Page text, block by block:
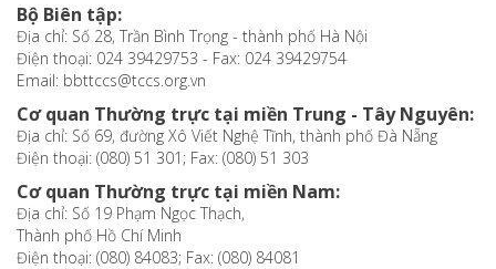
Bộ Biên tập:
Địa chỉ: Số 28, Trần Bình Trọng - thành phố Hà Nội
Điện thoại: 024 39429753 - Fax: 024 39429754
Email: bbttccs@tccs.org.vn
Cơ quan Thường trực tại miền Trung - Tây Nguyên:
Địa chỉ: Số 69, đường Xô Viết Nghệ Tĩnh, thành phố Đà Nẵng
Điện thoại: (080) 51 301; Fax: (080) 51 303
Cơ quan Thường trực tại miền Nam:
Địa chỉ: Số 19 Phạm Ngọc Thạch,
Thành phố Hồ Chí Minh
Điện thoại: (080) 84083; Fax: (080) 84081